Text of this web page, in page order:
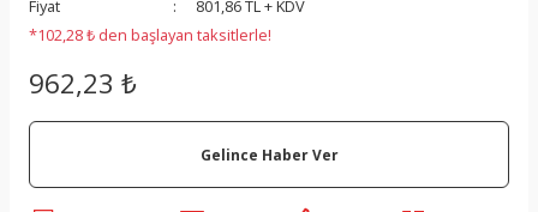
Fiyat
801,86 TL + KDV
*102,28 ₺ den başlayan taksitlerle!
962,23 ₺
Gelince Haber Ver